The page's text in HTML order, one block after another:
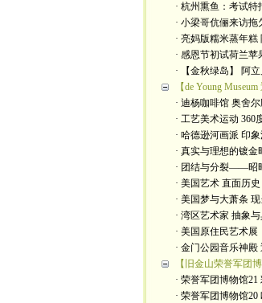
· 杭州熏鱼：考试
· 小梁哥伉俪来访
· 亮妈版糯米蒸年
· 感恩节初试荷兰
· 【金秋绿岛】 阿
【de Young
· 迪杨咖啡馆 奥舍
· 工艺美术运动 360
· 哈德逊河画派 印
· 真实与理想的镀金
· 团结与分裂——昭
· 美国艺术 直面历史
· 美国梦与大萧条
· 湾区艺术家 抽象
· 美国原住民艺术展
· 金门公园音乐神
【旧金山荣誉军团
· 荣誉军团博物馆
· 荣誉军团博物馆